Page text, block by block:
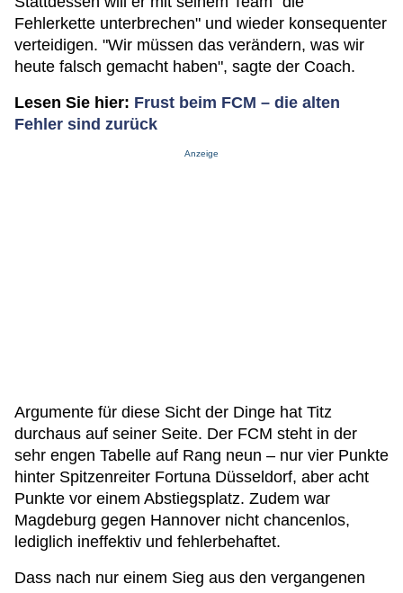
Fehlerkette unterbrechen" und wieder konsequenter
verteidigen. "Wir müssen das verändern, was wir
heute falsch gemacht haben", sagte der Coach.
Lesen Sie hier: Frust beim FCM – die alten
Fehler sind zurück
Anzeige
Argumente für diese Sicht der Dinge hat Titz
durchaus auf seiner Seite. Der FCM steht in der
sehr engen Tabelle auf Rang neun – nur vier Punkte
hinter Spitzenreiter Fortuna Düsseldorf, aber acht
Punkte vor einem Abstiegsplatz. Zudem war
Magdeburg gegen Hannover nicht chancenlos,
lediglich ineffektiv und fehlerbehaftet.
Dass nach nur einem Sieg aus den vergangenen